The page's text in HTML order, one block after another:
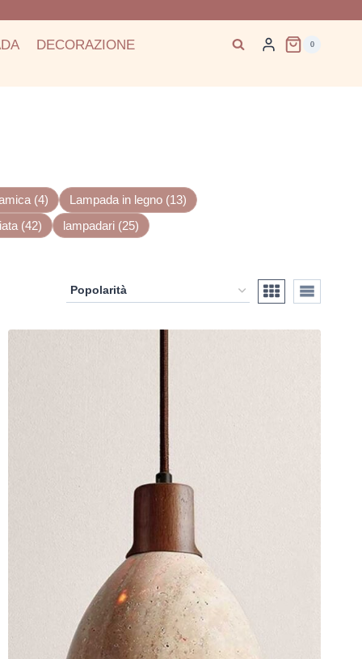
DECORAZIONE 0
(4)
Lampada in legno (13)
(42)
lampadari (25)